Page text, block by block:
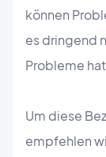
können
es dringend
Probleme
Um diese
empfehlen